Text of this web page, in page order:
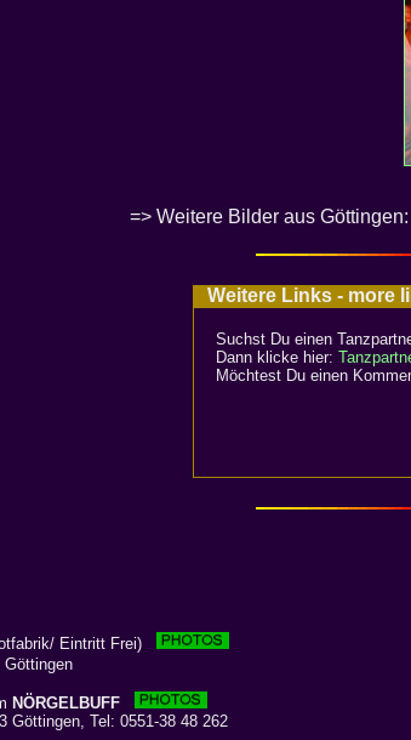
=>Weitere Bilder aus Göttingen:
Weitere Links - more
Suchst Du einen
Dann klicke hier:
Möchtest Du einen
Eintritt Frei)
NÖRGELBUFF
Göttingen, Tel: 0551-38 48 262